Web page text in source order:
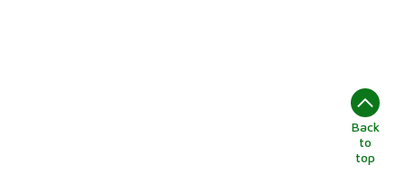
Back
to
top